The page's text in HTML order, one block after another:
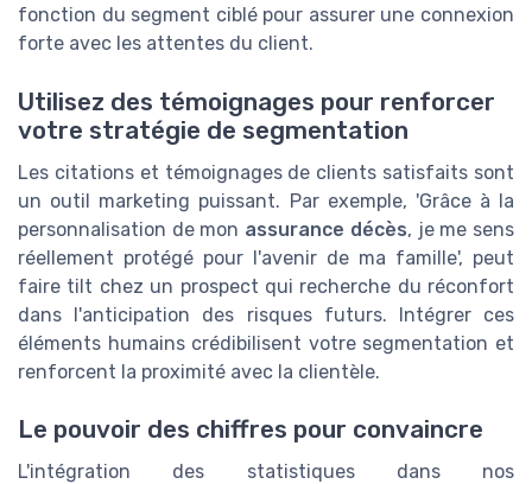
fonction du segment ciblé pour assurer une connexion
forte avec les attentes du client.
Utilisez des témoignages pour renforcer
votre stratégie de segmentation
Les citations et témoignages de clients satisfaits sont
un outil marketing puissant. Par exemple, 'Grâce à la
personnalisation de mon assurance décès, je me sens
réellement protégé pour l'avenir de ma famille', peut
faire tilt chez un prospect qui recherche du réconfort
dans l'anticipation des risques futurs. Intégrer ces
éléments humains crédibilisent votre segmentation et
renforcent la proximité avec la clientèle.
Le pouvoir des chiffres pour convaincre
L'intégration des statistiques dans nos